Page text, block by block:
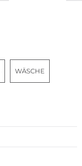
WÄSCHE